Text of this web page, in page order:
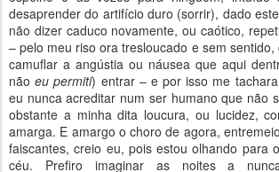
desaprender do artifício duro (sorrir), dado
não dizer caduco novamente, ou caótico,
– pelo meu riso ora tresloucado e sem
camuflar a angústia ou náusea que aqui
nãoeu permiti) entrar – e por isso me
eu nunca acreditar num ser humano que não
obstante a minha dita loucura, ou lucidez,
amarga. E amargo o choro de agora,
faiscantes, creio eu, pois estou olhando para
céu. Prefiro imaginar as noites a